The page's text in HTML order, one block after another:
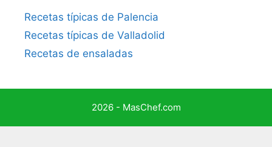
Recetas típicas de Palencia
Recetas típicas de Valladolid
Recetas de ensaladas
2026 - MasChef.com